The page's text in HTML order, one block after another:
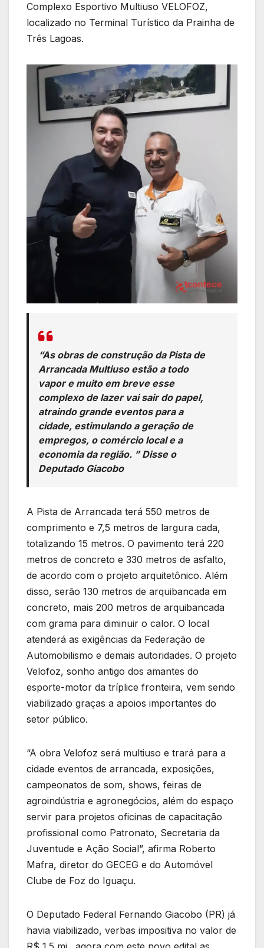
Complexo Esportivo Multiuso VELOFOZ,
localizado no Terminal Turístico da Prainha de
Três Lagoas.
“As obras de construção da Pista de
Arrancada Multiuso estão a todo
vapor e muito em breve esse
complexo de lazer vai sair do papel,
atraindo grande eventos para a
cidade, estimulando a geração de
empregos, o comércio local e a
economia da região. ” Disse o
Deputado Giacobo
A Pista de Arrancada terá 550 metros de
comprimento e 7,5 metros de largura cada,
totalizando 15 metros. O pavimento terá 220
metros de concreto e 330 metros de asfalto,
de acordo com o projeto arquitetônico. Além
disso, serão 130 metros de arquibancada em
concreto, mais 200 metros de arquibancada
com grama para diminuir o calor. O local
atenderá as exigências da Federação de
Automobilismo e demais autoridades. O projeto
Velofoz, sonho antigo dos amantes do
esporte-motor da tríplice fronteira, vem sendo
viabilizado graças a apoios importantes do
setor público.
“A obra Velofoz será multiuso e trará para a
cidade eventos de arrancada, exposições,
campeonatos de som, shows, feiras de
agroindústria e agronegócios, além do espaço
servir para projetos oficinas de capacitação
profissional como Patronato, Secretaria da
Juventude e Ação Social”, afirma Roberto
Mafra, diretor do GECEG e do Automóvel
Clube de Foz do Iguaçu.
O Deputado Federal Fernando Giacobo (PR) já
havia viabilizado, verbas impositiva no valor de